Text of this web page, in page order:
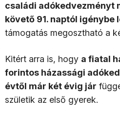
családi adókedvezményt
követő 91. naptól igénybe
támogatás megosztható a
Kitért arra is, hogy a fiatal
forintos házassági
évtől már két évig jár
születik az első gyerek.